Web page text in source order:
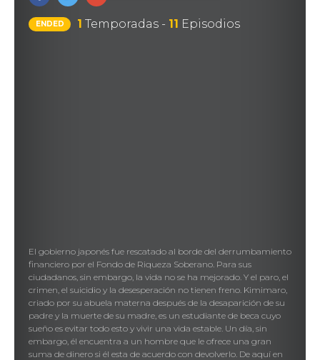
ENDED 1 Temporadas - 11 Episodios
El gobierno japonés fue rescatado al borde del derrumbamiento
financiero por el Fondo de Riqueza Soberano. Para sus
ciudadanos, sin embargo, la vida no se ha mejorado. Y el paro, el
crimen, el suicidio y la desesperación no tienen freno. Kimimaro,
criado por su abuela materna después de la desaparición de su
padre y la muerte de su madre, es un estudiante de beca cuyo
sueño es evitar todo esto y vivir una vida estable. Un día, sin
embargo, él encuentra a un hombre que le ofrece una gran
suma de dinero si él esta de acuerdo con devolverlo. De aquí en